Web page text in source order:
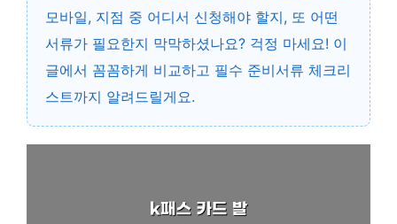
모바일, 지점 중 어디서 신청해야 할지, 또 어떤
서류가 필요한지 막막하셨나요? 걱정 마세요! 이
글에서 꼼꼼하게 비교하고 필수 준비서류 체크리
스트까지 알려드릴게요.